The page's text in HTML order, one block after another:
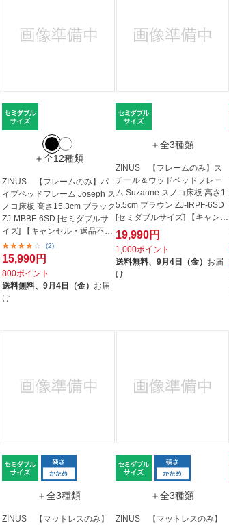
＋全12種類
ZINUS 【フレームのみ】パ
イプベッドフレーム Joseph ス
ノコ床板 高さ15.3cm ブラック
ZJ-MBBF-6SD [セミダブルサ
イズ] 【キャンセル・返品不
可】
(2)
15,990円
800ポイント
送料無料、 9月4日（金） お届
け
＋全3種類
ZINUS 【フレームのみ】ス
チール＆ウッドベッドフレー
ム Suzanne スノコ床板 高さ1
5.5cm ブラウン ZJ-IRPF-6SD
[セミダブルサイズ] 【キャンセ
ル・...
19,990円
1,000ポイント
送料無料、9月4日（金） お届
け
＋全3種類
ZINUS 【マットレスのみ】
＋全3種類
ZINUS 【マットレスのみ】